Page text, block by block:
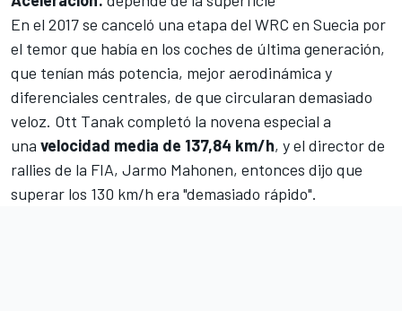
En el 2017 se canceló una etapa del WRC en Suecia por
el temor que había en los coches de última generación,
que tenían más potencia, mejor aerodinámica y
diferenciales centrales, de que circularan demasiado
veloz. Ott Tanakcompletó la novena especial a
una velocidad media de 137,84 km/h, y el director de
rallies de la FIA, Jarmo Mahonen, entonces dijo que
superar los 130 km/h era "demasiado rápido".